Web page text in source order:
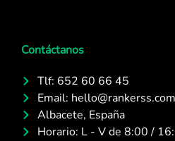
Contáctanos
Tlf: 652 60 66 45
Email: hello@rankerss.com
Albacete, España
Horario: L - V de 8:00 /